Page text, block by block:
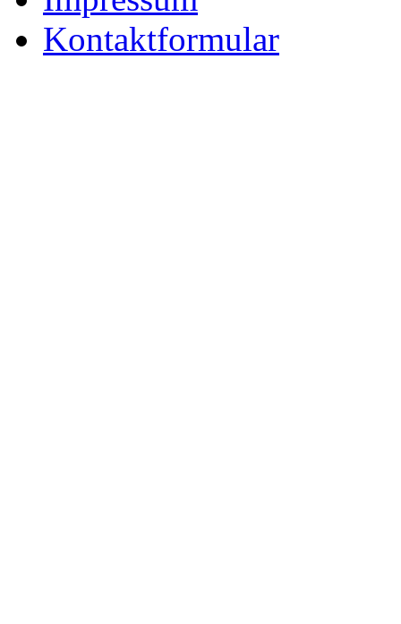
Kontaktformular